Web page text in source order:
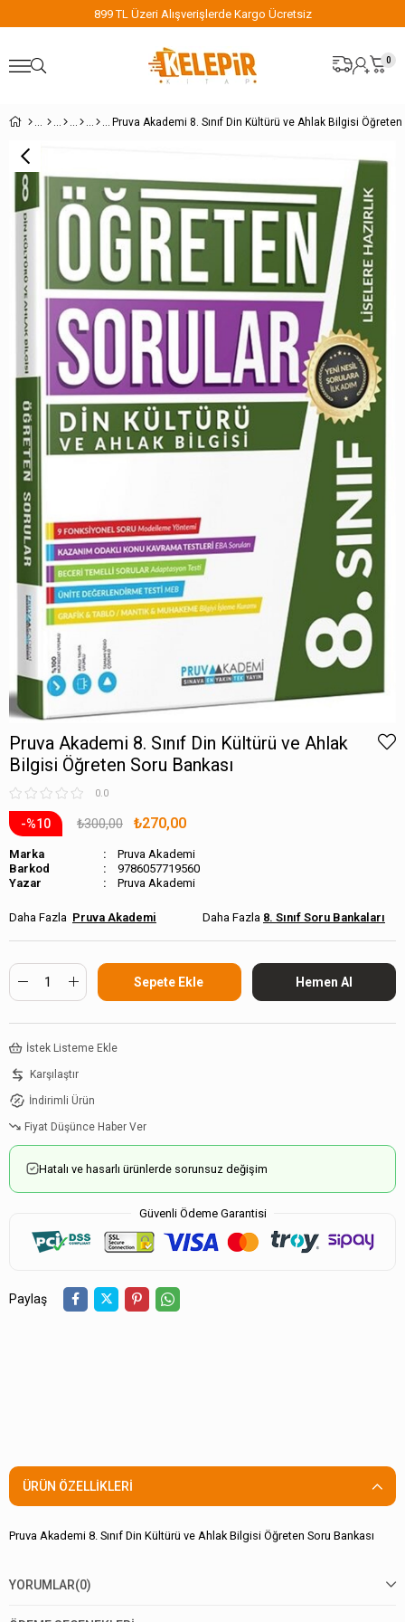
899 TL Üzeri Alışverişlerde Kargo Ücretsiz
0
Pruva Akademi 8. Sınıf Din Kültürü ve Ahlak
Bilgisi Öğreten Soru Bankası
0.0
10 ₺300,00 ₺270,00
Marka
Pruva Akademi
Barkod
9786057719560
Pruva Akademi
Pruva Akademi 8. Sınıf Soru Bankaları
İstek Listeme Ekle
Karşılaştır
İndirimli Ürün
Fiyat Düşünce Haber Ver
Hatalı ve hasarlı ürünlerde sorunsuz değişim
Güvenli Ödeme Garantisi
Paylaş
ÜRÜN ÖZELLIKLERI
Pruva Akademi 8. Sınıf Din Kültürü ve Ahlak Bilgisi Öğreten Soru Bankası
YORUMLAR(0)